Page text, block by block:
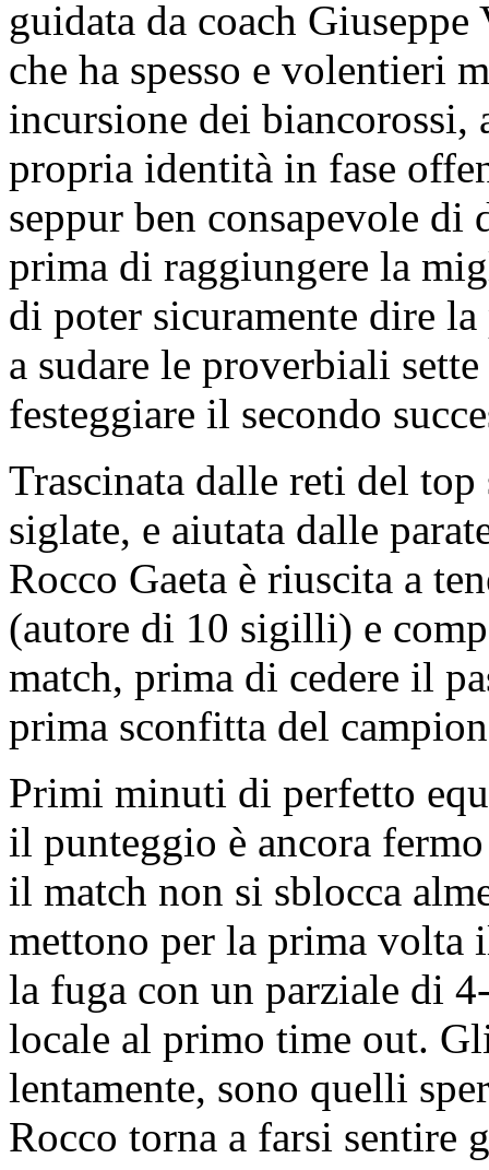
guidata da coach
che ha spesso e volentieri
incursione dei biancorossi,
propria identità in fase
seppur ben consapevole
prima di raggiungere la
di poter sicuramente dire
a sudare le proverbiali
festeggiare il secondo
Trascinata dalle reti del
siglate, e aiutata dalle
Rocco Gaeta è riuscita a
(autore di 10 sigilli) e
match, prima di cedere il
prima sconfitta del
Primi minuti di perfetto
il punteggio è ancora
il match non si sblocca
mettono per la prima volta
la fuga con un parziale di
locale al primo time out.
lentamente, sono quelli
Rocco torna a farsi sentire